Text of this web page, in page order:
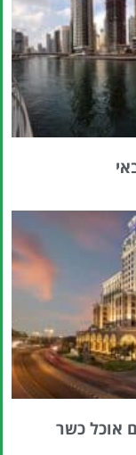
אוכל כשר